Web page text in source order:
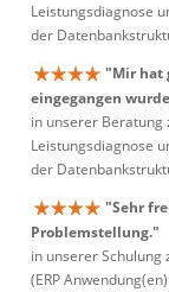
Leistungsdiagnose
der
"Mir hat
eingegangen
in unserer Beratung
Leistungsdiagnose
der
"Sehr
Problemstellung."
in unserer Schulung
(ERP